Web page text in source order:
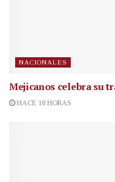
NACIONALES
Mejicanos celebra su
HACE 18 HORAS